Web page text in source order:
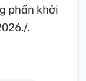
phấn khởi
.